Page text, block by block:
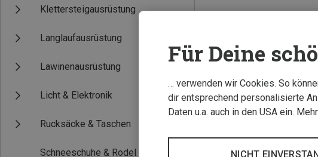
Klettersteigausrüstung
Langlaufausrüstung
Lawinenausrüstung
Licht & Elektronik
Rucksäcke & Taschen
Schneeschuhe & Rodel
Für Deine
… verwenden wir Cookies. So
dir entsprechend personalisierte
Daten u.a. auch in den USA ein.
NICHT